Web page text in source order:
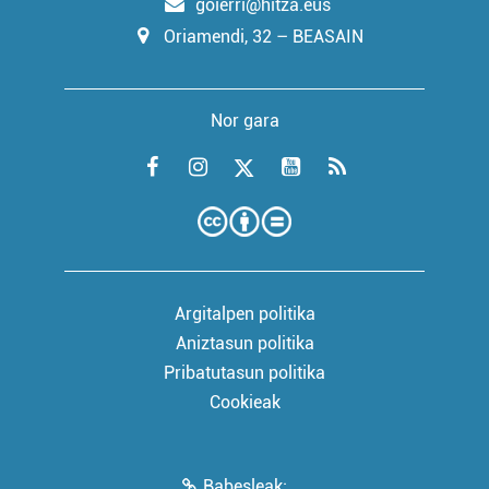
goierri@hitza.eus
Oriamendi, 32 – BEASAIN
Nor gara
Argitalpen politika
Aniztasun politika
Pribatutasun politika
Cookieak